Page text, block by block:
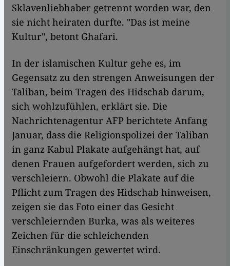
Sklavenliebhaber getrennt worden war, den
sie nicht heiraten durfte. "Das ist meine
Kultur", betont Ghafari.
In der islamischen Kultur gehe es, im
Gegensatz zu den strengen Anweisungen der
Taliban, beim Tragen des Hidschab darum,
sich wohlzufühlen, erklärt sie. Die
Nachrichtenagentur AFP berichtete Anfang
Januar, dass die Religionspolizei der Taliban
in ganz Kabul Plakate aufgehängt hat, auf
denen Frauen aufgefordert werden, sich zu
verschleiern. Obwohl die Plakate auf die
Pflicht zum Tragen des Hidschab hinweisen,
zeigen sie das Foto einer das Gesicht
verschleiernden Burka, was als weiteres
Zeichen für die schleichenden
Einschränkungen gewertet wird.